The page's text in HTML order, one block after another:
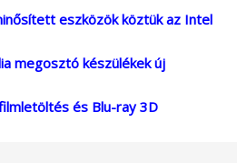
eszközök köztük az Intel
megosztó készülékek új
és Blu-ray 3D